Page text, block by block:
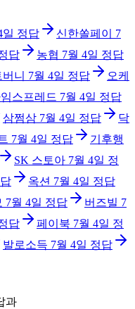
일 정답 신한쏠페이
7
답 농협 7월 4일 정답
니 7월 4일 정답
오케
스프레드 7월 4일 정답
삼쩜삼 7월 4일 정답
닥
7월 4일 정답
기후행
SK 스토아 7월 4일 정
옥션 7월 4일 정답
7월 4일 정답 버즈빌 7
답 페이북 7월 4일 정
발로소득 7월 4일 정답
과